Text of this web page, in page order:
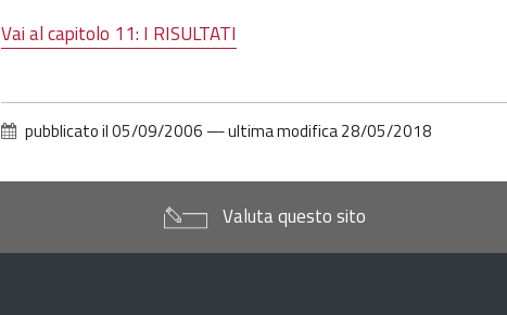
Vai al capitolo 11: I RISULTATI
pubblicato il05/09/2006 —ultima modifica28/05/2018
Valuta questo sito